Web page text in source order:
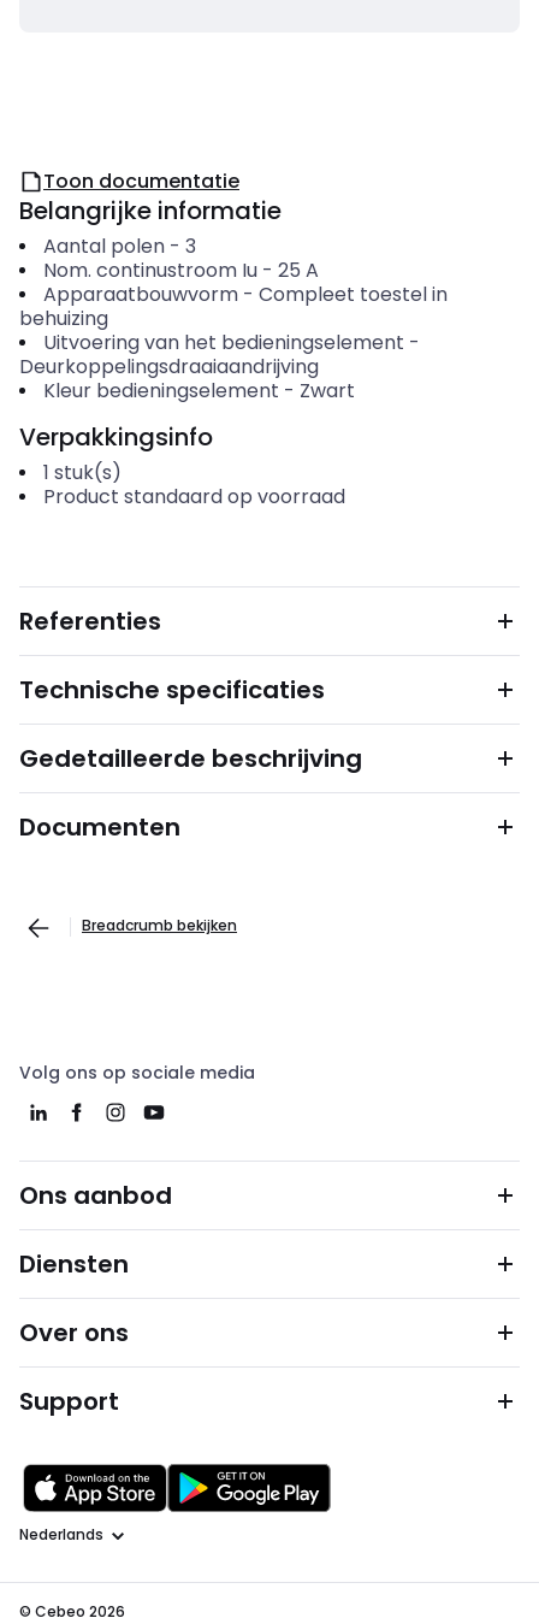
Toon documentatie
Belangrijke informatie
Aantal polen- 3
Nom. continustroom Iu- 25 A
Apparaatbouwvorm- Compleet toestel in
behuizing
Uitvoering van het bedieningselement -
Deurkoppelingsdraaiaandrijving
Kleur bedieningselement - Zwart
Verpakkingsinfo
1 stuk(s)
Product standaard op voorraad
Referenties
Technische specificaties
Gedetailleerde beschrijving
Documenten
Breadcrumb bekijken
Volg ons op sociale media
Ons aanbod
Diensten
Over ons
Support
Taal
© Cebeo 2026